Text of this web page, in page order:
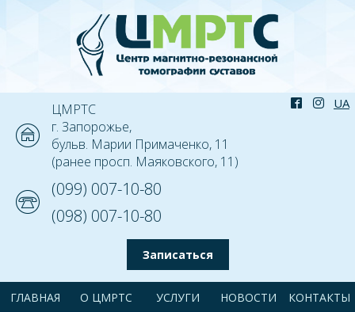
ЦМРТС
г. Запорожье,
бульв. Марии Примаченко, 11
(ранее просп. Маяковского, 11)
(099) 007-10-80
(098) 007-10-80
Записаться
ГЛАВНАЯ О ЦМРТС УСЛУГИ НОВОСТИ КОНТАКТЫ